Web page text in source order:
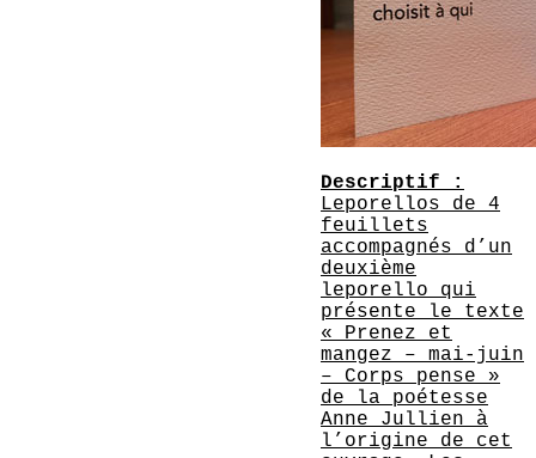
Descriptif :
Leporellos de 4
feuillets
accompagnés d’un
deuxième
leporello qui
présente le texte
« Prenez et
mangez – mai-juin
– Corps pense »
de la poétesse
Anne Jullien à
l’origine de cet